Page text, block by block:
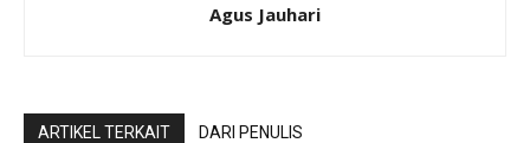
Agus Jauhari
ARTIKEL TERKAIT DARI PENULIS